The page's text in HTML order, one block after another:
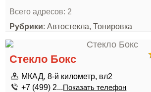
Всего адресов: 2
Рубрики: Автостекла, Тонировка
Стекло Бокс
МКАД, 8-й километр, вл2
+7 (499) 2...Показать телефон